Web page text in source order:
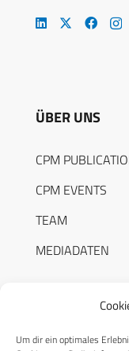
Um dir ein optimales
ÜBER UNS
CPM
CPM EVENTS
TEAM
MEDIADATEN